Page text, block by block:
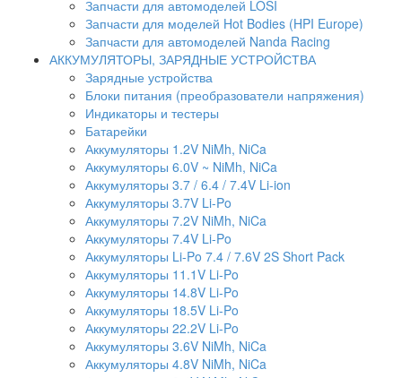
Запчасти для автомоделей LOSI
Запчасти для моделей Hot Bodies (HPI Europe)
Запчасти для автомоделей Nanda Racing
АККУМУЛЯТОРЫ, ЗАРЯДНЫЕ УСТРОЙСТВА
Зарядные устройства
Блоки питания (преобразователи напряжения)
Индикаторы и тестеры
Батарейки
Аккумуляторы 1.2V NiMh, NiCa
Аккумуляторы 6.0V ~ NiMh, NiCa
Аккумуляторы 3.7 / 6.4 / 7.4V Li-ion
Аккумуляторы 3.7V Li-Po
Аккумуляторы 7.2V NiMh, NiCa
Аккумуляторы 7.4V Li-Po
Аккумуляторы Li-Po 7.4 / 7.6V 2S Short Pack
Аккумуляторы 11.1V Li-Po
Аккумуляторы 14.8V Li-Po
Аккумуляторы 18.5V Li-Po
Аккумуляторы 22.2V Li-Po
Аккумуляторы 3.6V NiMh, NiCa
Аккумуляторы 4.8V NiMh, NiCa